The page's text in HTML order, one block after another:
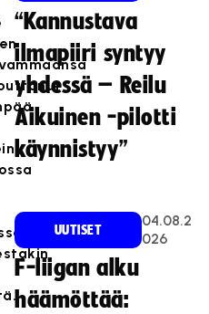
“Kannustava
ilmapiiri syntyy
yhdessä – Reilu
Aikuinen -pilotti
käynnistyy”
UUTISET
04.08.2
026
F-liigan alku
häämöttää: